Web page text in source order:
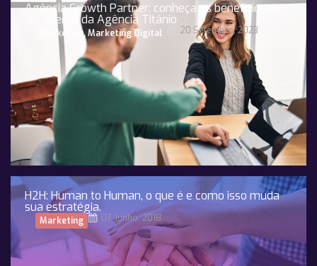
Agência Growth Partner: conheça os benefícios de
ser cliente da Agência Titânio
Marketing,Marketing Digital 20 Setembro, 2023
H2H: Human to Human, o que é e como isso muda
sua estratégia.
Marketing 07 Junho, 2018